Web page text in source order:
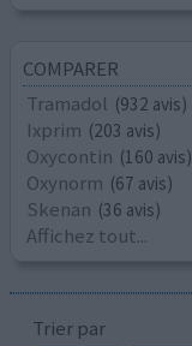
COMPARER
Tramadol (932 avis)
Ixprim (203 avis)
Oxycontin (160 avis)
Oxynorm (67 avis)
Skenan (36 avis)
Affichez tout...
Trier par